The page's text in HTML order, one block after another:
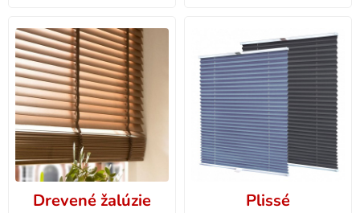
Drevené žalúzie Plissé